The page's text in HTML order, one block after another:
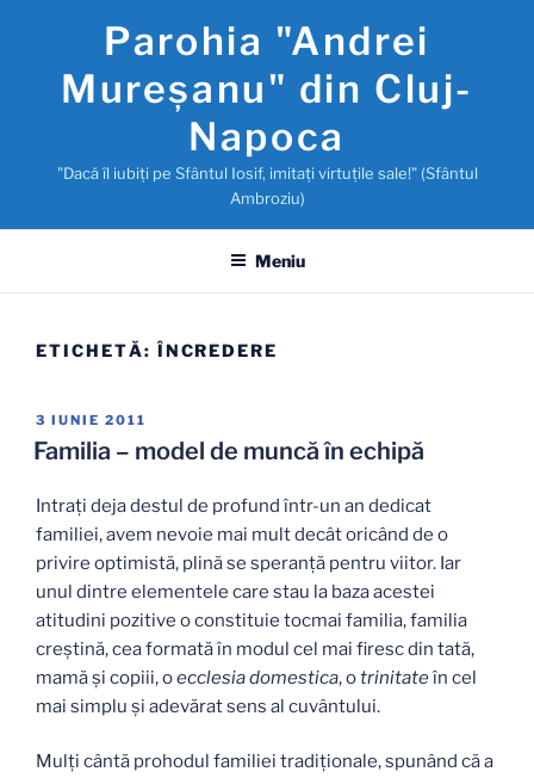
conținut
Parohia "Andrei
Mureşanu" din Cluj-
Napoca
"Dacă îl iubiţi pe Sfântul Iosif, imitaţi virtuţile sale!" (Sfântul
Ambroziu)
Meniu
ETICHETĂ:ÎNCREDERE
PUBLICAT
PE
3 IUNIE 2011
Familia – model de muncă în echipă
Intraţi deja destul de profund într-un an dedicat
familiei, avem nevoie mai mult decât oricând de o
privire optimistă, plină se speranţă pentru viitor. Iar
unul dintre elementele care stau la baza acestei
atitudini pozitive o constituie tocmai familia, familia
creştină, cea formată în modul cel mai firesc din tată,
mamă şi copiii, oecclesia domestica, otrinitateîn cel
mai simplu şi adevărat sens al cuvântului.
Mulţi cântă prohodul familiei tradiţionale, spunând că a